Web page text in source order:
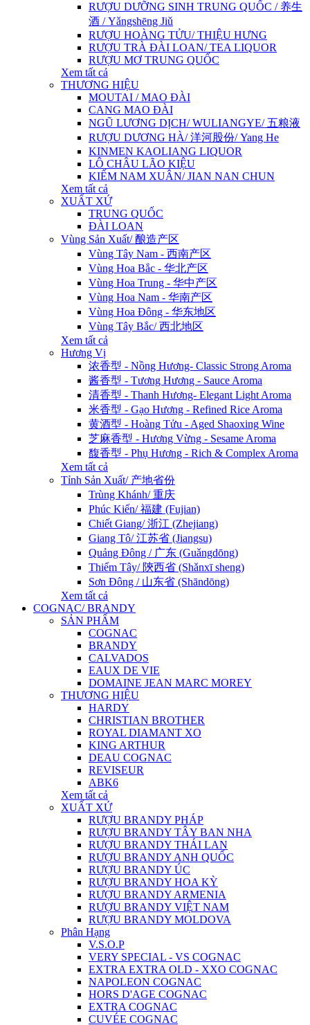
RƯỢU DƯỠNG SINH TRUNG QUỐC / 养生
酒 / Yǎngshēng Jiǔ
RƯỢU HOÀNG TỬU/ THIỆU HƯNG
RƯỢU TRÀ ĐÀI LOAN/ TEA LIQUOR
RƯỢU MƠ TRUNG QUỐC
Xem tất cả
THƯƠNG HIỆU
MOUTAI / MAO ĐÀI
CANG MAO ĐÀI
NGŨ LƯƠNG DỊCH/ WULIANGYE/ 五粮液
RƯỢU DƯƠNG HÀ/ 洋河股份/ Yang He
KINMEN KAOLIANG LIQUOR
LÔ CHÂU LÃO KIỆU
KIẾM NAM XUÂN/ JIAN NAN CHUN
Xem tất cả
XUẤT XỨ
TRUNG QUỐC
ĐÀI LOAN
Vùng Sản Xuất/ 酿造产区
Vùng Tây Nam - 西南产区
Vùng Hoa Bắc - 华北产区
Vùng Hoa Trung - 华中产区
Vùng Hoa Nam - 华南产区
Vùng Hoa Đông - 华东地区
Vùng Tây Bắc/ 西北地区
Xem tất cả
Hương Vị
浓香型 - Nồng Hương- Classic Strong Aroma
酱香型 - Tương Hương - Sauce Aroma
清香型 - Thanh Hương- Elegant Light Aroma
米香型 - Gạo Hương - Refined Rice Aroma
黄酒型 - Hoàng Tửu - Aged Shaoxing Wine
芝麻香型 - Hương Vừng - Sesame Aroma
馥香型 - Phụ Hương - Rich & Complex Aroma
Xem tất cả
Tỉnh Sản Xuất/ 产地省份
Trùng Khánh/ 重庆
Phúc Kiến/ 福建 (Fujian)
Chiết Giang/ 浙江 (Zhejiang)
Giang Tô/ 江苏省 (Jiangsu)
Quảng Đông / 广东 (Guǎngdōng)
Thiểm Tây/ 陝西省 (Shǎnxī sheng)
Sơn Đông / 山东省 (Shāndōng)
Xem tất cả
COGNAC/ BRANDY
SẢN PHẨM
COGNAC
BRANDY
CALVADOS
EAUX DE VIE
DOMAINE JEAN MARC MOREY
THƯƠNG HIỆU
HARDY
CHRISTIAN BROTHER
ROYAL DIAMANT XO
KING ARTHUR
DEAU COGNAC
REVISEUR
ABK6
Xem tất cả
XUẤT XỨ
RƯỢU BRANDY PHÁP
RƯỢU BRANDY TÂY BAN NHA
RƯỢU BRANDY THÁI LAN
RƯỢU BRANDY ANH QUỐC
RƯỢU BRANDY ÚC
RƯỢU BRANDY HOA KỲ
RƯỢU BRANDY ARMENIA
RƯỢU BRANDY VIỆT NAM
RƯỢU BRANDY MOLDOVA
Phân Hạng
V.S.O.P
VERY SPECIAL - VS COGNAC
EXTRA EXTRA OLD - XXO COGNAC
NAPOLEON COGNAC
HORS D'AGE COGNAC
EXTRA COGNAC
CUVÉE COGNAC